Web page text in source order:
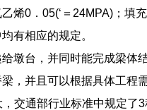
0．05(‘＝24MPA)；填
有相应的规定。
墩台，并同时能完成梁体
，并且可以根据具体工程
交通部行业标准中规定了